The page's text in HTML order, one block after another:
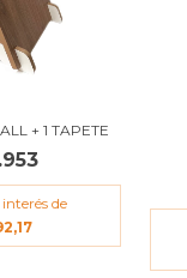
+ 1 TAPETE
de